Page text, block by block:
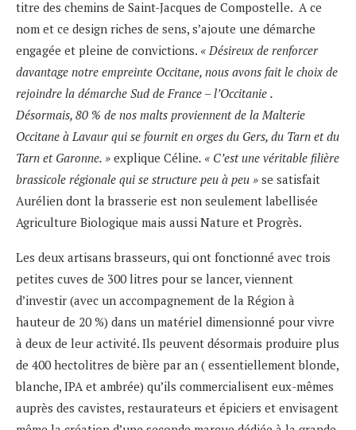
titre des chemins de Saint-Jacques de Compostelle. A ce
nom et ce design riches de sens, s’ajoute une démarche
engagée et pleine de convictions. « Désireux de renforcer
davantage notre empreinte Occitane, nous avons fait le choix de
rejoindre la démarche Sud de France – l’Occitanie .
Désormais, 80 % de nos malts proviennent de la Malterie
Occitane à Lavaur qui se fournit en orges du Gers, du Tarn et du
Tarn et Garonne. » explique Céline. « C’est une véritable filière
brassicole régionale qui se structure peu à peu » se satisfait
Aurélien dont la brasserie est non seulement labellisée
Agriculture Biologique mais aussi Nature et Progrès.
Les deux artisans brasseurs, qui ont fonctionné avec trois
petites cuves de 300 litres pour se lancer, viennent
d’investir (avec un accompagnement de la Région à
hauteur de 20 %) dans un matériel dimensionné pour vivre
à deux de leur activité. Ils peuvent désormais produire plus
de 400 hectolitres de bière par an ( essentiellement blonde,
blanche, IPA et ambrée) qu’ils commercialisent eux-mêmes
auprès des cavistes, restaurateurs et épiciers et envisagent